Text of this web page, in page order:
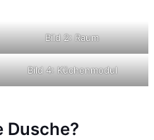
Bild 2: Raum
Bild 4: Küchenmodul
Dusche?